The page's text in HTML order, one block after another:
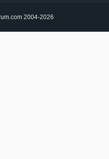
2004-2026